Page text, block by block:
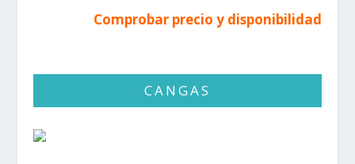
Comprobar precio y disponibilidad
CANGAS